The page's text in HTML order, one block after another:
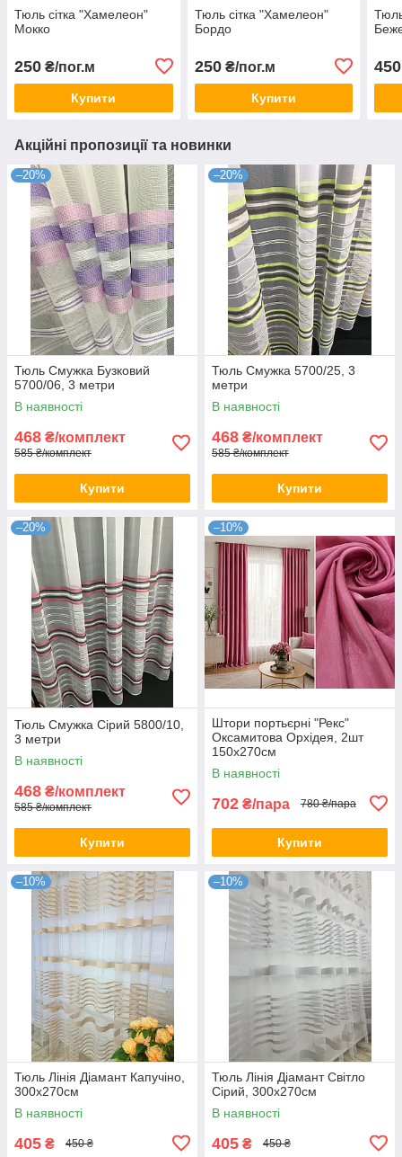
Тюль сітка "Хамелеон"
Мокко
250 ₴/пог.м
Купити
Тюль сітка "Хамелеон"
Бордо
250₴/пог.м
Купити
450
Акційні пропозиції та новинки
–20%
Тюль Смужка Бузковий
5700/06, 3 метри
В наявності
468 ₴/комплект
585 ₴/комплект
Купити
–20%
Тюль Смужка 5700/25, 3
метри
В наявності
468 ₴/комплект
585 ₴/комплект
Купити
–20%
Тюль Смужка Сірий 5800/10,
3 метри
В наявності
468 ₴/комплект
585 ₴/комплект
Купити
–10%
Штори портьєрні "Рекс"
Оксамитова Орхідея, 2шт
150х270см
В наявності
702 ₴/пара 780 ₴/пара
Купити
–10%
Тюль Лінія Діамант Капучіно,
300х270см
В наявності
405 ₴ 450 ₴
–10%
Тюль Лінія Діамант Світло
Сірий, 300х270см
В наявності
405 ₴ 450 ₴